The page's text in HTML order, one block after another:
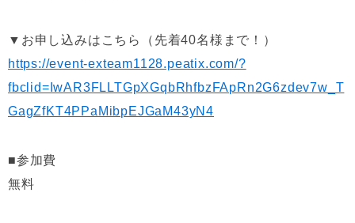
▼お申し込みはこちら（先着40名様まで！）
https://event-exteam1128.peatix.com/?
fbclid=IwAR3FLLTGpXGqbRhfbzFApRn2G6zdev7w_T
GagZfKT4PPaMibpEJGaM43yN4
■参加費
無料